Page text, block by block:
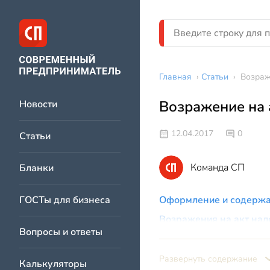
Новости
Статьи
Бланки
ГОСТы для бизнеса
Вопросы и ответы
Калькуляторы
Главная › Статьи ›
Возражение на
12.04.2017 0
Команда СП
Оформление и
Возражения на акт
Образец
Чего ожидать после
Развернуть содержание